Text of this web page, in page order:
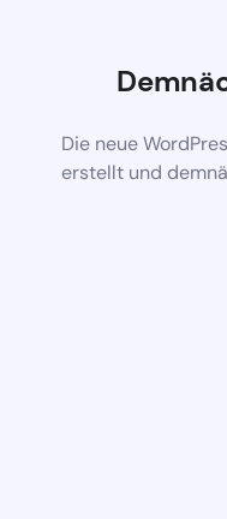
Die neue
erstellt und